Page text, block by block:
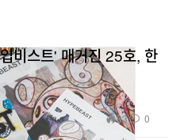
비스트' 매거진 25호, 한
83 0